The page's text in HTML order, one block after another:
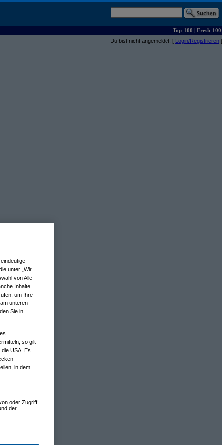
Top-100 | Fresh-100
Du bist nicht angemeldet. [ Login/Registrieren ]
unter „Wir
von Alle
Inhalte
um Ihre
unteren
Sie in
so gilt
die USA. Es
in dem
oder Zugriff
der